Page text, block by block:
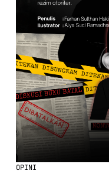
OPINI